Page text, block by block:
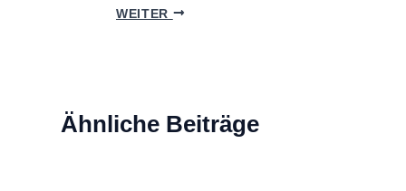
WEITER
Ähnliche Beiträge